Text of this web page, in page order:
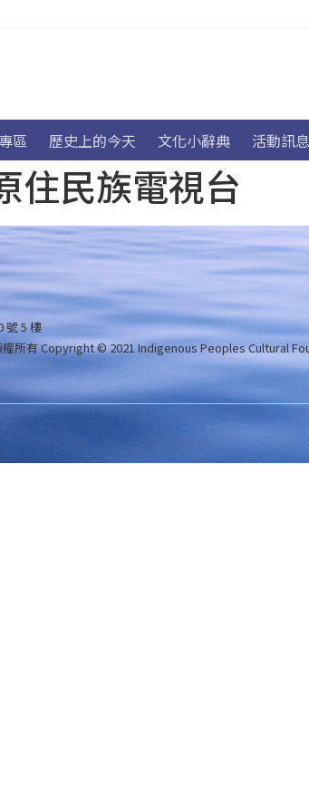
區 歷史上的今天 文化小辭典 活動訊息
住民族電視台
號 5 樓
權所有Copyright © 2021 Indigenous Peoples Cultural